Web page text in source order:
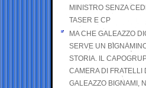
MINISTRO SENZA
TASER E CP
MA CHE GALEAZZO
SERVE UN
STORIA. IL
CAMERA DI FRATELLI
GALEAZZO BIGNAMI,